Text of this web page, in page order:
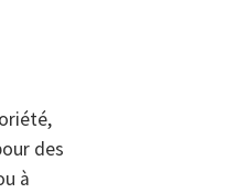
des
à